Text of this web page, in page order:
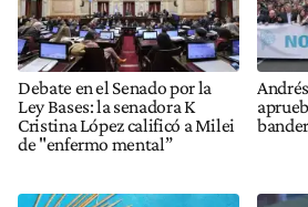
Debate en el Senado por la
Ley Bases: la senadora K
Cristina López calificó a Milei
de "enfermo mental”